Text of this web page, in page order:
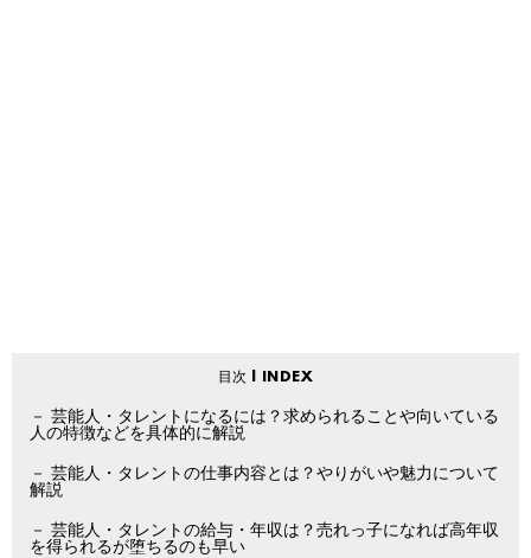
芸能人・タレントになるには？求められることや向いている
人の特徴などを具体的に解説
芸能人・タレントの仕事内容とは？やりがいや魅力について
解説
芸能人・タレントの給与・年収は？売れっ子になれば高年収
を得られるが堕ちるのも早い